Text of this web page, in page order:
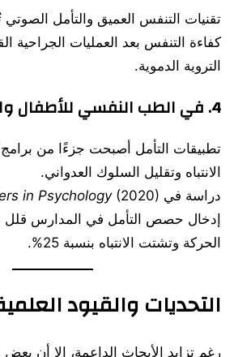
تقنيات التنفس العميق والتأمل
كفاءة التنفس بعد العمليات الجراحية
التروية الدموية.
4. في الطب النفسي للأطفال
تطبيقات التأمل أصبحت جزءًا من
الانتباه وتقليل السلوك العدواني.
دراسة في
in Psychology
إدخال حصص التأمل في المدارس
الحركة وتشتت الانتباه بنسبة 25%.
التحديات والقيود
رغم تزايد الأبحاث الداعمة، إلا أن